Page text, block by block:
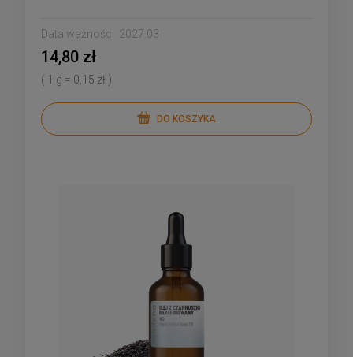
Data ważności: 2027.03
14,80 zł
( 1 g = 0,15 zł )
DO KOSZYKA